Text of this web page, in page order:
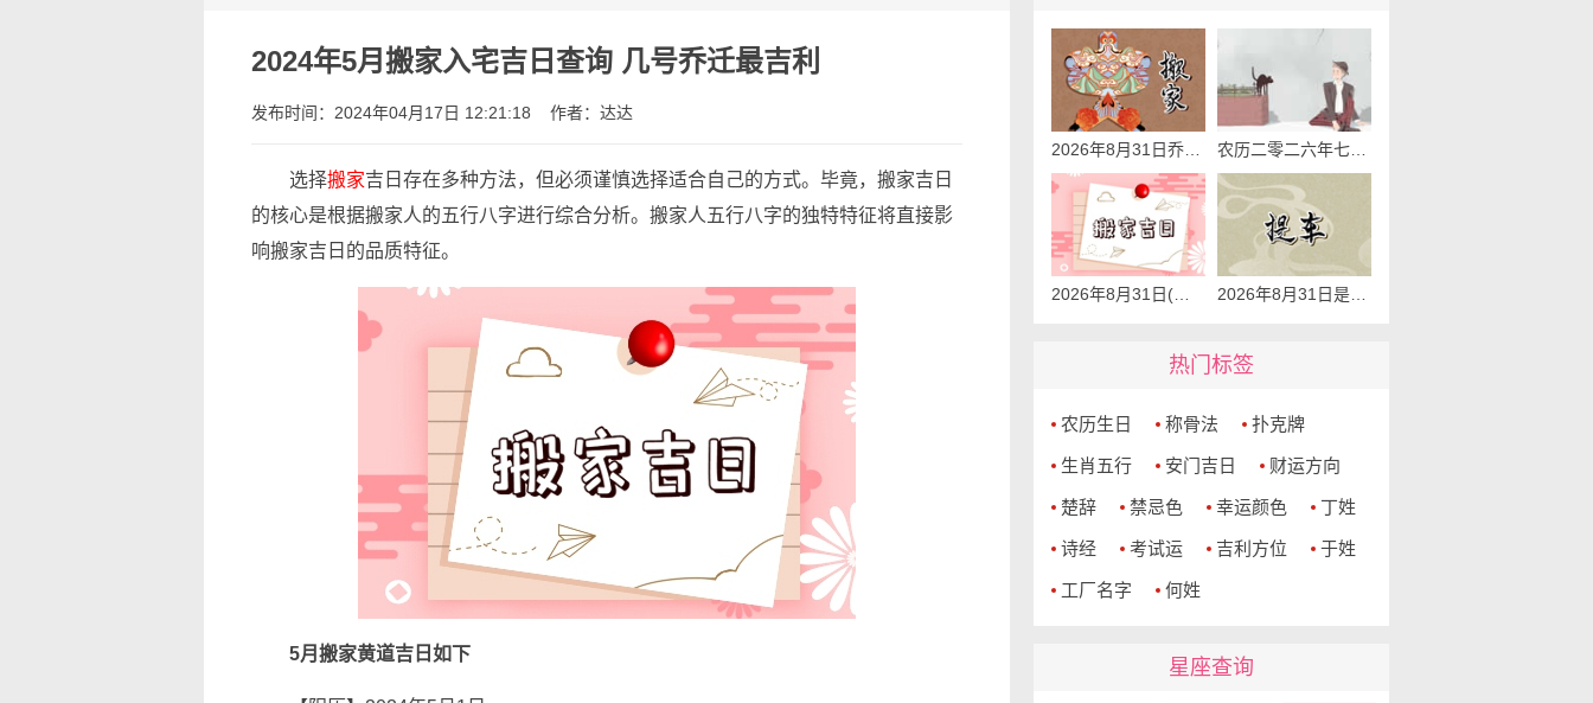
2024年5月搬家入宅吉日查询 几号乔迁最吉利
发布时间：2024年04月17日 12:21:18 作者：达达
选择搬家吉日存在多种方法，但必须谨慎选择适合自己的方式。毕竟，搬家吉日
的核心是根据搬家人的五行八字进行综合分析。搬家人五行八字的独特特征将直接影
响搬家吉日的品质特征。
5月搬家黄道吉日如下
热门标签
农历生日 称骨法 扑克牌
生肖五行 安门吉日 财运方向
楚辞 禁忌色 幸运颜色 丁姓
诗经 考试运 吉利方位 于姓
工厂名字 何姓
星座查询